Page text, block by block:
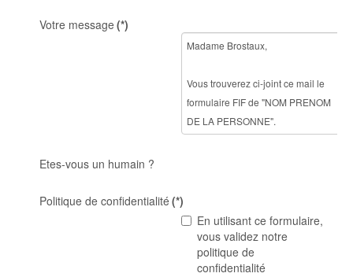
Votre message(*)
Etes-vous un humain ?
Politique de confidentialité(*)
En utilisant ce formulaire,
vous validez notre
politique de
confidentialité